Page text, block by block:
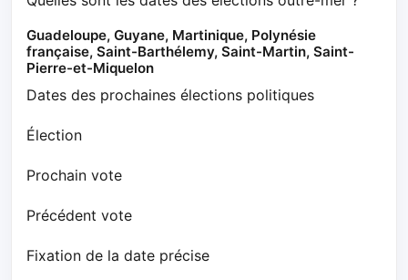
Guadeloupe, Guyane, Martinique, Polynésie
française, Saint-Barthélemy, Saint-Martin, Saint-
Pierre-et-Miquelon
Dates des prochaines élections politiques
Élection
Prochain vote
Précédent vote
Fixation de la date précise